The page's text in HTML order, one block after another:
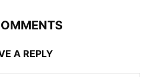
A REPLY